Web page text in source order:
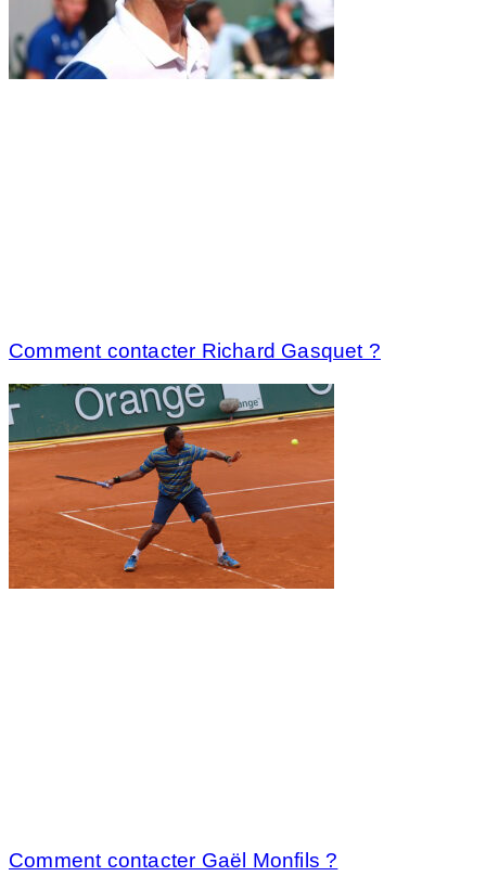
Comment contacter Richard Gasquet ?
Comment contacter Gaël Monfils ?